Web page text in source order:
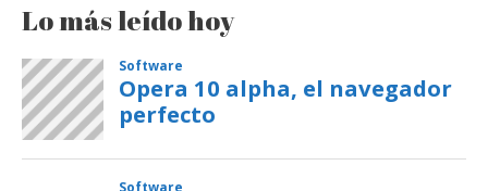
Lo más leído hoy